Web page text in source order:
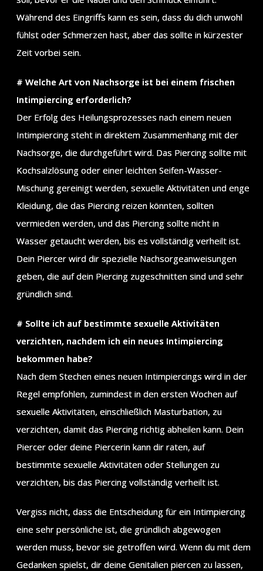
Während des Eingriffs kann es sein, dass du dich unwohl
fühlst oder Schmerzen hast, aber das sollte in kürzester
Zeit vorbei sein.
# Welche Art von Nachsorge ist bei einem frischen
Intimpiercing erforderlich?
Der Erfolg des Heilungsprozesses nach einem neuen
Intimpiercing steht in direktem Zusammenhang mit der
Nachsorge, die durchgeführt wird. Das Piercing sollte mit
Kochsalzlösung oder einer leichten Seifen-Wasser-
Mischung gereinigt werden, sexuelle Aktivitäten und enge
Kleidung, die das Piercing reizen könnten, sollten
vermieden werden, und das Piercing sollte nicht in
Wasser getaucht werden, bis es vollständig verheilt ist.
Dein Piercer wird dir spezielle Nachsorgeanweisungen
geben, die auf dein Piercing zugeschnitten sind und sehr
gründlich sind.
# Sollte ich auf bestimmte sexuelle Aktivitäten
verzichten, nachdem ich ein neues Intimpiercing
bekommen habe?
Nach dem Stechen eines neuen Intimpiercings wird in der
Regel empfohlen, zumindest in den ersten Wochen auf
sexuelle Aktivitäten, einschließlich Masturbation, zu
verzichten, damit das Piercing richtig abheilen kann. Dein
Piercer oder deine Piercerin kann dir raten, auf
bestimmte sexuelle Aktivitäten oder Stellungen zu
verzichten, bis das Piercing vollständig verheilt ist.
Vergiss nicht, dass die Entscheidung für ein Intimpiercing
eine sehr persönliche ist, die gründlich abgewogen
werden muss, bevor sie getroffen wird. Wenn du mit dem
Gedanken spielst, dir deine Genitalien piercen zu lassen,